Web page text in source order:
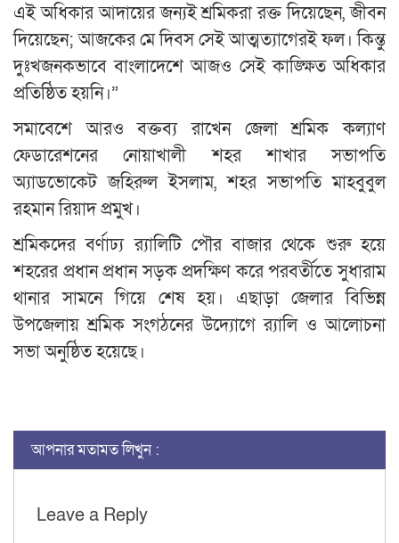
এই অধিকার আদায়ের জন্যই শ্রমিকরা রক্ত দিয়েছেন, জীবন
দিয়েছেন; আজকের মে দিবস সেই আত্মত্যাগেরই ফল। কিন্তু
দুঃখজনকভাবে বাংলাদেশে আজও সেই কাঙ্ক্ষিত অধিকার
প্রতিষ্ঠিত হয়নি।”
সমাবেশে আরও বক্তব্য রাখেন জেলা শ্রমিক কল্যাণ
ফেডারেশনের নোয়াখালী শহর শাখার সভাপতি
অ্যাডভোকেট জহিরুল ইসলাম, শহর সভাপতি মাহবুবুল
রহমান রিয়াদ প্রমুখ।
শ্রমিকদের বর্ণাঢ্য র‍্যালিটি পৌর বাজার থেকে শুরু হয়ে
শহরের প্রধান প্রধান সড়ক প্রদক্ষিণ করে পরবর্তীতে সুধারাম
থানার সামনে গিয়ে শেষ হয়। এছাড়া জেলার বিভিন্ন
উপজেলায় শ্রমিক সংগঠনের উদ্যোগে র‍্যালি ও আলোচনা
সভা অনুষ্ঠিত হয়েছে।
আপনার মতামত লিখুন :
Leave a Reply